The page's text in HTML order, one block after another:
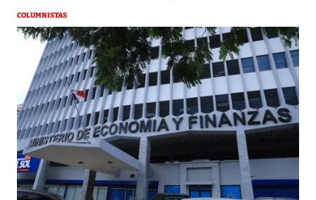
COLUMNISTAS